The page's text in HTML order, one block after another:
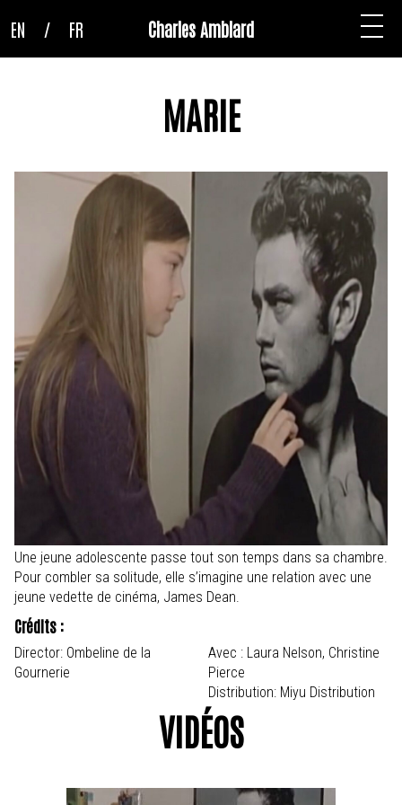
Charles Amblard
EN / FR
MARIE
Une jeune adolescente passe tout son temps dans sa chambre.
Pour combler sa solitude, elle s’imagine une relation avec une
jeune vedette de cinéma, James Dean.
Crédits :
Director: Ombeline de la
Gournerie
Avec : Laura Nelson, Christine
Pierce
Distribution: Miyu Distribution
VIDÉOS